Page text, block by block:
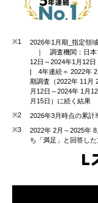
※1
2026年1月期_指定領
｜ 調査機関：日本
12日～2024年1月12日
| 4年連続＝ 2022年 2
期調査（2022年 11月
月12日～2024年 1月
月15日）に続く結果
※2
2026年3月時点の累計
※3
2022年 2月～2025年
ち「満足」と回答し
L